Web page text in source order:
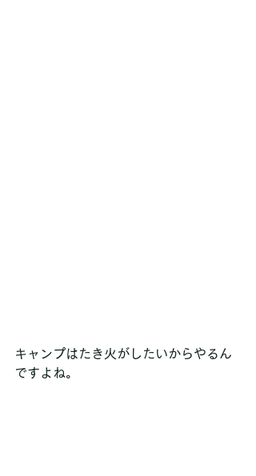
キャンプはたき火がしたいからやるん
ですよね。